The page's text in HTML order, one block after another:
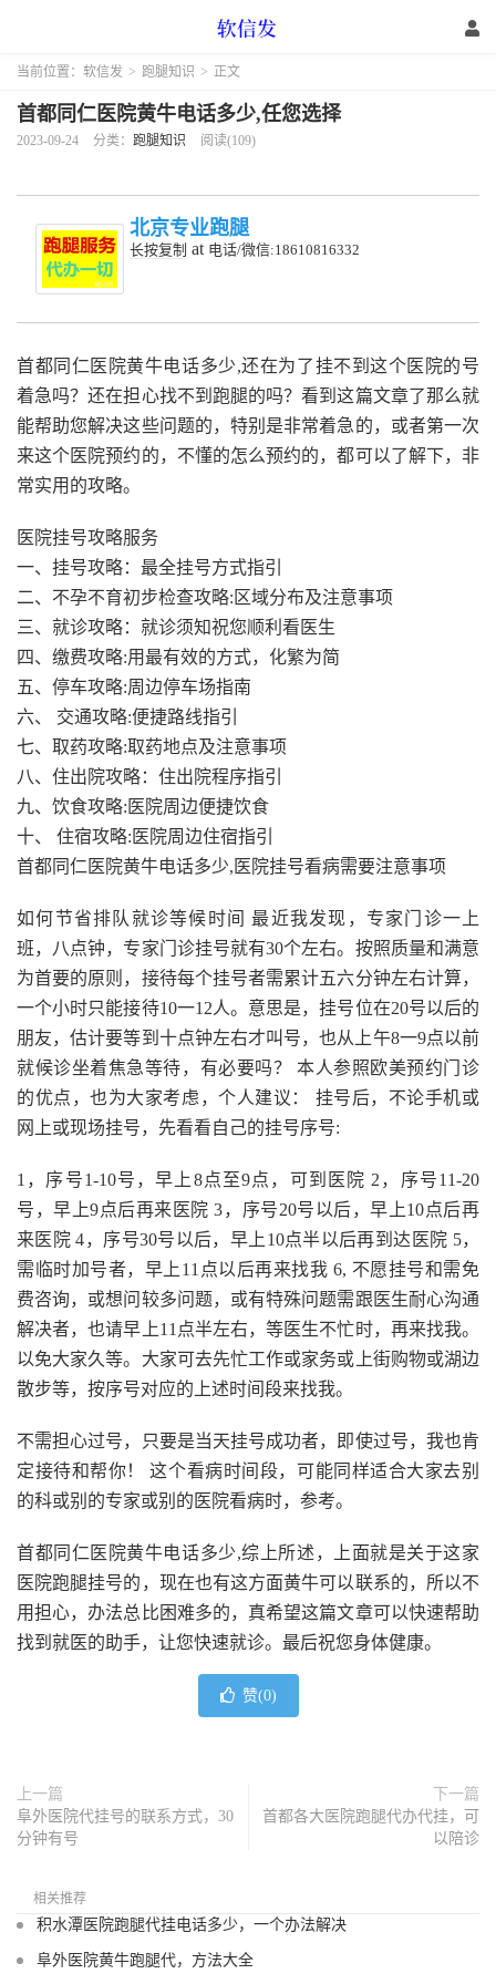
当前位置： 软信发 > 跑腿知识 > 正文
首都同仁医院黄牛电话多少,任您选择
2023-09-24 分类： 跑腿知识 阅读(109)
北京专业跑腿
长按复制 at 电话/微信:18610816332
首都同仁医院黄牛电话多少,还在为了挂不到这个医院的号
着急吗？还在担心找不到跑腿的吗？看到这篇文章了那么就
能帮助您解决这些问题的，特别是非常着急的，或者第一次
来这个医院预约的，不懂的怎么预约的，都可以了解下，非
常实用的攻略。
医院挂号攻略服务
一、挂号攻略：最全挂号方式指引
二、不孕不育初步检查攻略:区域分布及注意事项
三、就诊攻略：就诊须知祝您顺利看医生
四、缴费攻略:用最有效的方式，化繁为简
五、停车攻略:周边停车场指南
六、 交通攻略:便捷路线指引
七、取药攻略:取药地点及注意事项
八、住出院攻略：住出院程序指引
九、饮食攻略:医院周边便捷饮食
十、 住宿攻略:医院周边住宿指引
首都同仁医院黄牛电话多少,医院挂号看病需要注意事项
如何节省排队就诊等候时间 最近我发现，专家门诊一上
班，八点钟，专家门诊挂号就有30个左右。按照质量和满意
为首要的原则，接待每个挂号者需累计五六分钟左右计算，
一个小时只能接待10一12人。意思是，挂号位在20号以后的
朋友，估计要等到十点钟左右才叫号，也从上午8一9点以前
就候诊坐着焦急等待，有必要吗？ 本人参照欧美预约门诊
的优点，也为大家考虑，个人建议： 挂号后，不论手机或
网上或现场挂号，先看看自己的挂号序号:
1，序号1-10号，早上8点至9点，可到医院 2，序号11-20
号，早上9点后再来医院 3，序号20号以后，早上10点后再
来医院 4，序号30号以后，早上10点半以后再到达医院 5，
需临时加号者，早上11点以后再来找我 6, 不愿挂号和需免
费咨询，或想问较多问题，或有特殊问题需跟医生耐心沟通
解决者，也请早上11点半左右，等医生不忙时，再来找我。
以免大家久等。大家可去先忙工作或家务或上街购物或湖边
散步等，按序号对应的上述时间段来找我。
不需担心过号，只要是当天挂号成功者，即使过号，我也肯
定接待和帮你！ 这个看病时间段，可能同样适合大家去别
的科或别的专家或别的医院看病时，参考。
首都同仁医院黄牛电话多少,综上所述，上面就是关于这家
医院跑腿挂号的，现在也有这方面黄牛可以联系的，所以不
用担心，办法总比困难多的，真希望这篇文章可以快速帮助
找到就医的助手，让您快速就诊。最后祝您身体健康。
赞(0)
上一篇
阜外医院代挂号的联系方式，30
分钟有号
下一篇
首都各大医院跑腿代办代挂，可
以陪诊
相关推荐
积水潭医院跑腿代挂电话多少，一个办法解决
阜外医院黄牛跑腿代，方法大全